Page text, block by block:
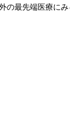
の最先端医療に